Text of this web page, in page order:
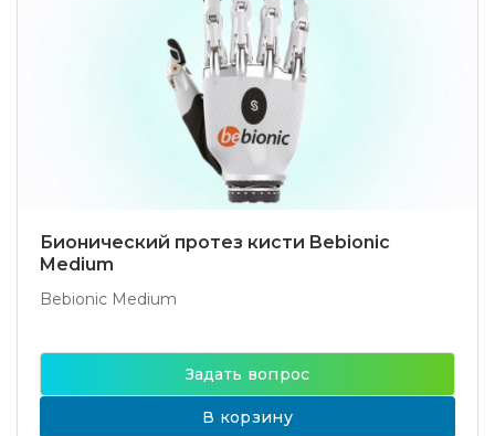
Бионический протез кисти Bebionic
Medium
Bebionic Medium
Задать вопрос
В корзину